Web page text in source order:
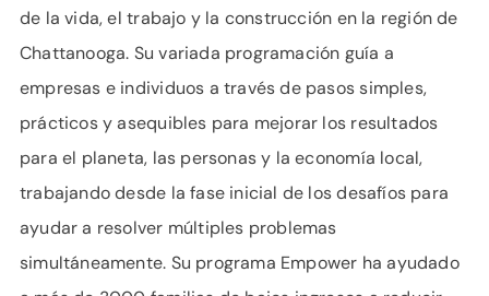
de la vida, el trabajo y la construcción en la región de
Chattanooga. Su variada programación guía a
empresas e individuos a través de pasos simples,
prácticos y asequibles para mejorar los resultados
para el planeta, las personas y la economía local,
trabajando desde la fase inicial de los desafíos para
ayudar a resolver múltiples problemas
simultáneamente. Su programa Empower ha ayudado